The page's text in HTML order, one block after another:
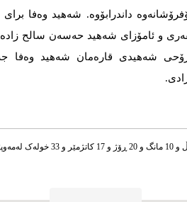
داندرابۆوه‌‌‌. شه‌‌‌هید وه‌‌‌فا
و ئامۆزای شه‌‌‌هید حه‌‌‌سه‌‌‌ن سالح زاده‌‌‌
شه‌‌‌هیدی قاره‌‌‌مان شه‌‌‌هید وه‌‌‌فا